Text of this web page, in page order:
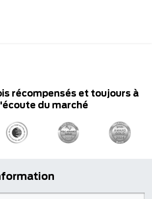
récompensés et toujours à
du marché